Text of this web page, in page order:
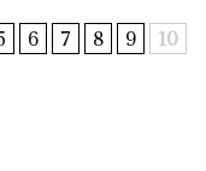
6 7 8 9 10